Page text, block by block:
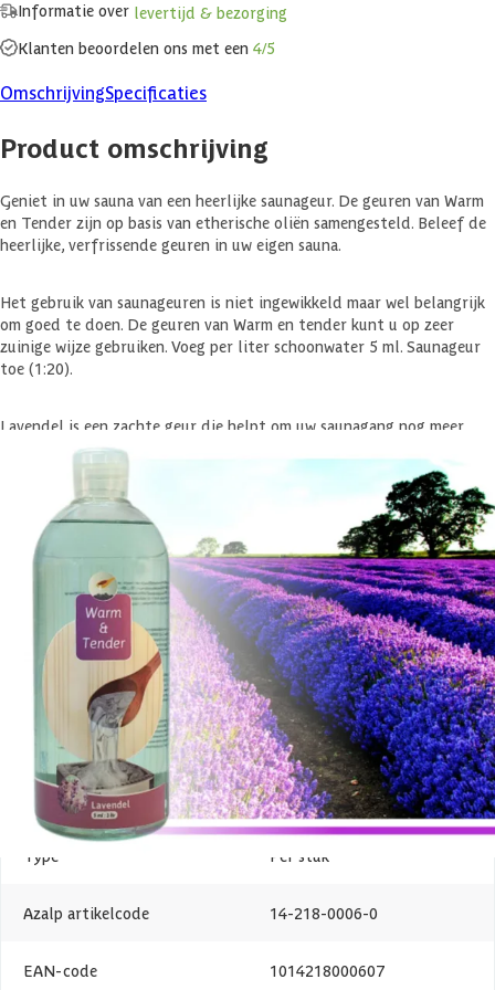
Informatie over levertijd & bezorging
Klanten beoordelen ons met een 4/5
OmschrijvingSpecificaties
Product omschrijving
Geniet in uw sauna van een heerlijke saunageur. De geuren van Warm
en Tender zijn op basis van etherische oliën samengesteld. Beleef de
heerlijke, verfrissende geuren in uw eigen sauna.
Het gebruik van saunageuren is niet ingewikkeld maar wel belangrijk
om goed te doen. De geuren van Warm en tender kunt u op zeer
zuinige wijze gebruiken. Voeg per liter schoonwater 5 ml. Saunageur
toe (1:20).
Lavendel is een zachte geur die helpt om uw saunagang nog meer
ontspannen te maken. Het biedt u de gedachte aan een zomers
bezoek aan de Franse Zuidkust. Een fluwelen, kalmerende en kruidige
beleving voor uw privésauna.
Specificaties
Belangrijke specificaties
Warm and Tender
Geur Lavendel
Levertijd 1-3 werkdagen
Type Per stuk
Azalp artikelcode 14-218-0006-0
EAN-code 1014218000607